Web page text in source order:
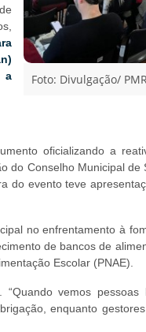
Foto: Divulgação/
a
oficializando a
do Conselho Municipal de
do evento teve
no enfrentamento à
de bancos de
Escolar (PNAE).
vemos pessoas
enquanto